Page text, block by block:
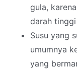
gula,
darah tinggi
Susu yang
umumnya
yang